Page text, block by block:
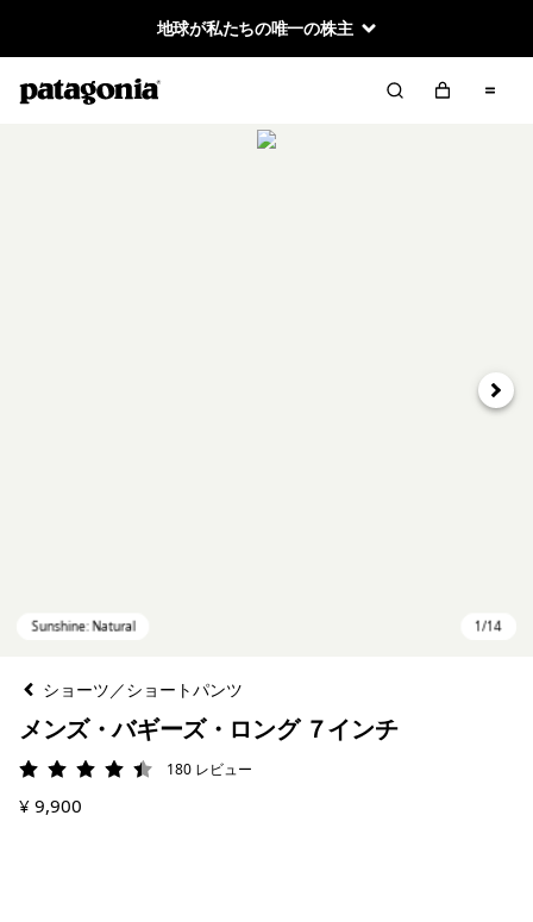
地球が私たちの唯一の株主
次へ
ショーツ／ショートパンツ
メンズ・バギーズ・ロング ７インチ
評価: 4.4 / 5180 レビュー
¥ 9,900